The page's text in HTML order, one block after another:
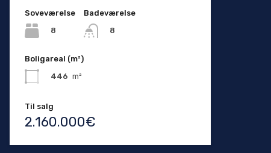
Soveværelse
8
Badeværelse
8
Boligareal (m²)
446 m²
Til salg
2.160.000€